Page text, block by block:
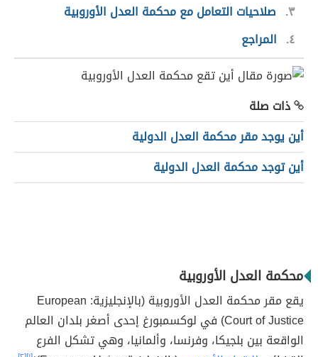
٣
صلاحيات التعامل مع محكمة العدل الأوروبية
٤
المراجع
ذات صلة
أين يوجد مقر محكمة العدل الدولية
أين توجد محكمة العدل الدولية
محكمة العدل الأوروبية
يقع مقر محكمة العدل الأوروبية (بالإنجليزية: European
Court of Justice) في لوكسمبورغ إحدى أصغر بلدان العالم
الواقعة بين بلجيكا، وفرنسا، وألمانيا، وهي تشكل الفرع